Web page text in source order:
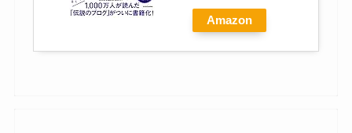
Amazon